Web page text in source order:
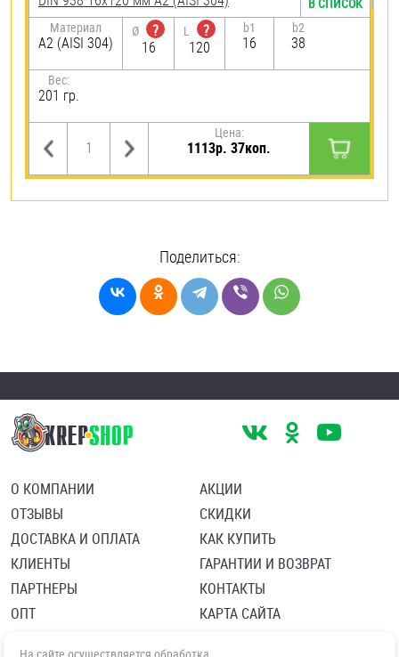
Материал
А2 (AISI 304)
Ø
?
16
L
?
120
b1
16
b2
38
Вес:
201 гр.
Цена:
1113р. 37коп.
Поделиться:
О КОМПАНИИ
ОТЗЫВЫ
ДОСТАВКА И ОПЛАТА
КЛИЕНТЫ
ПАРТНЕРЫ
ОПТ
АКЦИИ
СКИДКИ
КАК КУПИТЬ
ГАРАНТИИ И ВОЗВРАТ
КОНТАКТЫ
КАРТА САЙТА
Политика в отношении обработки персональных данных